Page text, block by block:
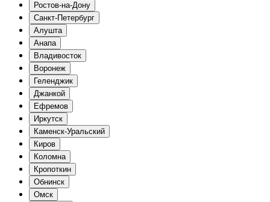
Ростов-на-Дону
Санкт-Петербург
Алушта
Анапа
Владивосток
Воронеж
Геленджик
Джанкой
Ефремов
Иркутск
Каменск-Уральский
Киров
Коломна
Кропоткин
Обнинск
Омск